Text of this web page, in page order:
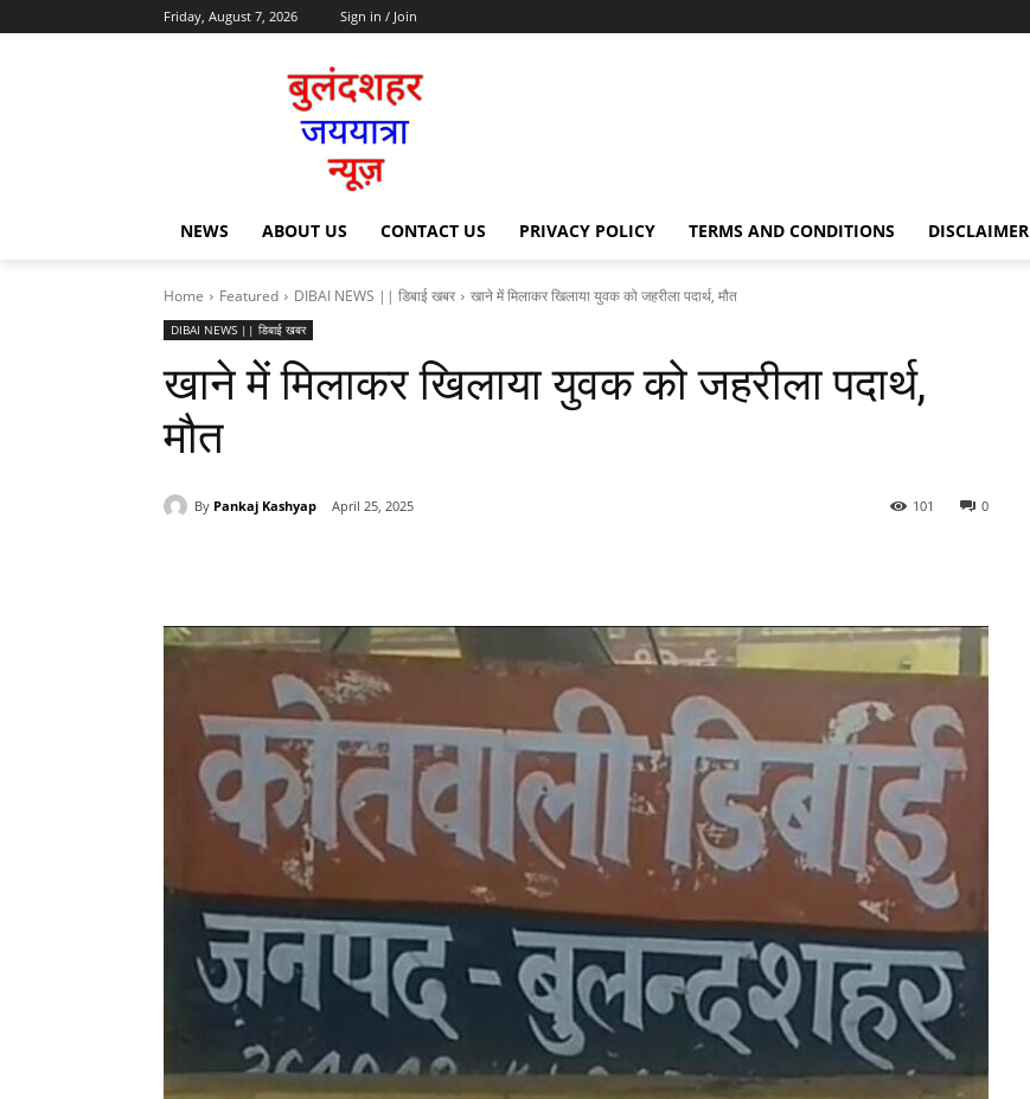
Friday, August 7, 2026 Sign in / Join
NEWS ABOUT US CONTACT US PRIVACY POLICY TERMS AND CONDITIONS DISCLAIMER
Home Featured DIBAI NEWS || डिबाई खबर खाने में मिलाकर खिलाया युवक को जहरीला पदार्थ, मौत
DIBAI NEWS || डिबाई खबर
खाने में मिलाकर खिलाया युवक को जहरीला पदार्थ,
मौत
By Pankaj Kashyap April 25, 2025 0
101